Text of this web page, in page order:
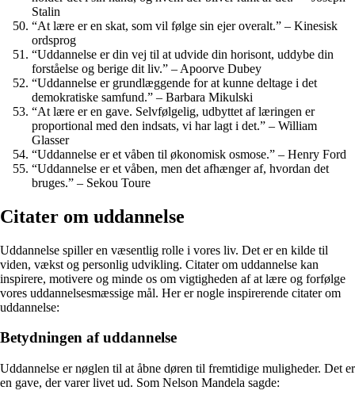
Stalin
“At lære er en skat, som vil følge sin ejer overalt.” – Kinesisk
ordsprog
“Uddannelse er din vej til at udvide din horisont, uddybe din
forståelse og berige dit liv.” – Apoorve Dubey
“Uddannelse er grundlæggende for at kunne deltage i det
demokratiske samfund.” – Barbara Mikulski
“At lære er en gave. Selvfølgelig, udbyttet af læringen er
proportional med den indsats, vi har lagt i det.” – William
Glasser
“Uddannelse er et våben til økonomisk osmose.” – Henry Ford
“Uddannelse er et våben, men det afhænger af, hvordan det
bruges.” – Sekou Toure
Citater om uddannelse
Uddannelse spiller en væsentlig rolle i vores liv. Det er en kilde til
viden, vækst og personlig udvikling. Citater om uddannelse kan
inspirere, motivere og minde os om vigtigheden af at lære og forfølge
vores uddannelsesmæssige mål. Her er nogle inspirerende citater om
uddannelse:
Betydningen af uddannelse
Uddannelse er nøglen til at åbne døren til fremtidige muligheder. Det er
en gave, der varer livet ud. Som Nelson Mandela sagde: